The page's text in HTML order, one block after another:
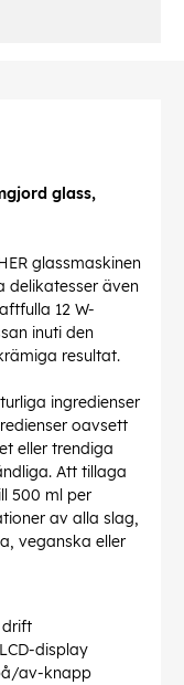
glass,
glassmaskinen
delikatesser även
12 W-
inuti den
resultat.
ingredienser
oavsett
eller trendiga
Att tillaga
500 ml per
av alla slag,
veganska eller
drift
display
av-knapp